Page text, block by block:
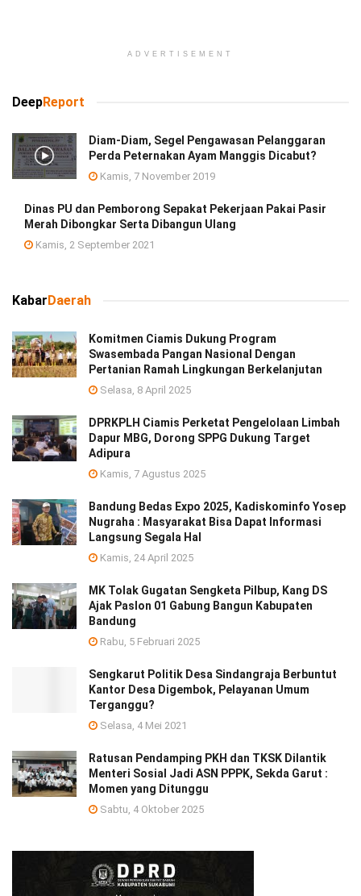
ADVERTISEMENT
DeepReport
Diam-Diam, Segel Pengawasan Pelanggaran
Perda Peternakan Ayam Manggis Dicabut?
Kamis, 7 November 2019
Dinas PU dan Pemborong Sepakat Pekerjaan Pakai Pasir
Merah Dibongkar Serta Dibangun Ulang
Kamis, 2 September 2021
KabarDaerah
Komitmen Ciamis Dukung Program
Swasembada Pangan Nasional Dengan
Pertanian Ramah Lingkungan Berkelanjutan
Selasa, 8 April 2025
DPRKPLH Ciamis Perketat Pengelolaan Limbah
Dapur MBG, Dorong SPPG Dukung Target
Adipura
Kamis, 7 Agustus 2025
Bandung Bedas Expo 2025, Kadiskominfo Yosep
Nugraha : Masyarakat Bisa Dapat Informasi
Langsung Segala Hal
Kamis, 24 April 2025
MK Tolak Gugatan Sengketa Pilbup, Kang DS
Ajak Paslon 01 Gabung Bangun Kabupaten
Bandung
Rabu, 5 Februari 2025
Sengkarut Politik Desa Sindangraja Berbuntut
Kantor Desa Digembok, Pelayanan Umum
Terganggu?
Selasa, 4 Mei 2021
Ratusan Pendamping PKH dan TKSK Dilantik
Menteri Sosial Jadi ASN PPPK, Sekda Garut :
Momen yang Ditunggu
Sabtu, 4 Oktober 2025